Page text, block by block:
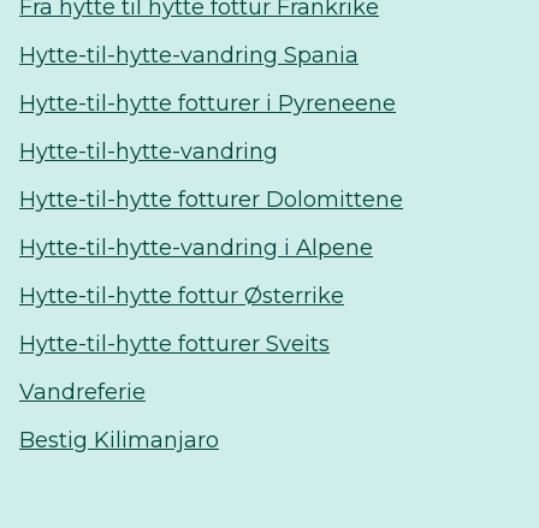
Fra hytte til hytte fottur Frankrike
Hytte-til-hytte-vandring Spania
Hytte-til-hytte fotturer i Pyreneene
Hytte-til-hytte-vandring
Hytte-til-hytte fotturer Dolomittene
Hytte-til-hytte-vandring i Alpene
Hytte-til-hytte fottur Østerrike
Hytte-til-hytte fotturer Sveits
Vandreferie
Bestig Kilimanjaro